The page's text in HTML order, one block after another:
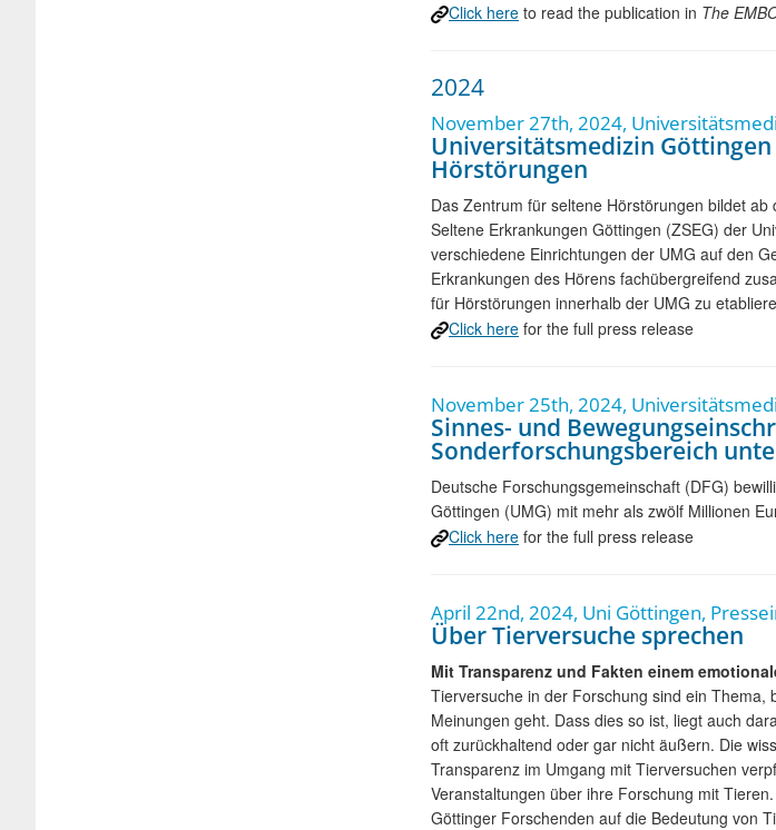
Click here to read the publication in The
2024
November 27th, 2024,
Universitätsmedizin
Hörstörungen
Das Zentrum für seltene Hörstörungen bildet
Seltene Erkrankungen Göttingen (ZSEG) der
verschiedene Einrichtungen der UMG auf den
Erkrankungen des Hörens fachübergreifend
für Hörstörungen innerhalb der UMG zu
Click here for the full press release
November 25th, 2024,
Sinnes- und
Sonderforschungsbereich
Deutsche Forschungsgemeinschaft (DFG)
Göttingen (UMG) mit mehr als zwölf Millionen
Click here for the full press release
April 22nd, 2024, Uni Göttingen,
Über Tierversuche sprechen
Mit Transparenz und Fakten einem
Tierversuche in der Forschung sind ein
Meinungen geht. Dass dies so ist, liegt auch
oft zurückhaltend oder gar nicht äußern. Die
Transparenz im Umgang mit Tierversuchen
Veranstaltungen über ihre Forschung mit
Göttinger Forschenden auf die Bedeutung von